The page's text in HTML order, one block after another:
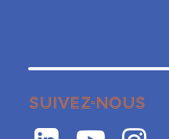
SUIVEZ-NOUS